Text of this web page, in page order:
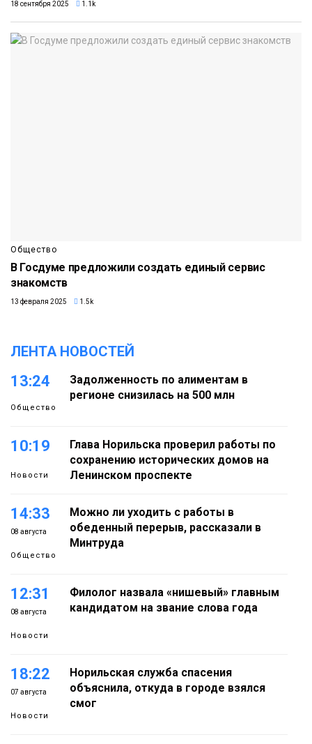
18 сентября 2025 1.1k
Общество
В Госдуме предложили создать единый сервис
знакомств
13 февраля 2025 1.5k
ЛЕНТА НОВОСТЕЙ
13:24
Общество
Задолженность по алиментам в
регионе снизилась на 500 млн
10:19
Новости
Глава Норильска проверил работы по
сохранению исторических домов на
Ленинском проспекте
14:33
08 августа
Общество
Можно ли уходить с работы в
обеденный перерыв, рассказали в
Минтруда
12:31
08 августа
Новости
Филолог назвала «нишевый» главным
кандидатом на звание слова года
18:22
07 августа
Новости
Норильская служба спасения
объяснила, откуда в городе взялся
смог